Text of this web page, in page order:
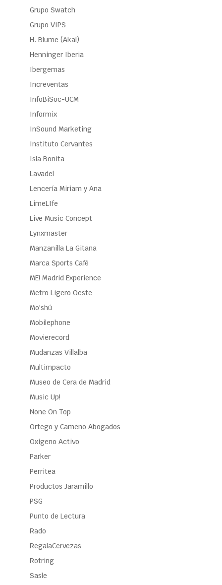
Grupo Swatch
Grupo VIPS
H. Blume (Akal)
Henninger Iberia
Ibergemas
Increventas
InfoBiSoc-UCM
Informix
InSound Marketing
Instituto Cervantes
Isla Bonita
Lavadel
Lencería Miriam y Ana
LimeLIfe
Live Music Concept
Lynxmaster
Manzanilla La Gitana
Marca Sports Café
ME! Madrid Experience
Metro Ligero Oeste
Mo'shú
Mobilephone
Movierecord
Mudanzas Villalba
Multimpacto
Museo de Cera de Madrid
Music Up!
None On Top
Ortego y Cameno Abogados
Oxígeno Activo
Parker
Perritea
Productos Jaramillo
PSG
Punto de Lectura
Rado
RegalaCervezas
Rotring
Sasle